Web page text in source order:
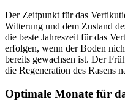
Der Zeitpunkt für das
Witterung und dem Zustand
die beste Jahreszeit für das
erfolgen, wenn der Boden
bereits gewachsen ist. Der
die Regeneration des Rasens
Optimale Monate für